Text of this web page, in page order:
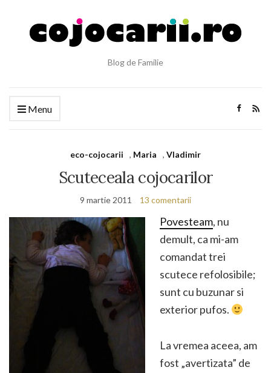
Blog de Familie
Menu
eco-cojocarii , Maria , Vladimir
Scuteceala cojocarilor
9 martie 2011 13 comentarii
Povesteam, nu
demult, ca mi-am
comandat trei
scutece refolosibile;
sunt cu buzunar si
exterior pufos.
La vremea aceea, am
fost „avertizata” de